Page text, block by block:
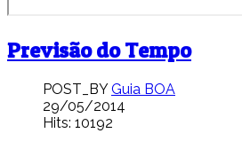
Previsão do Tempo
POST_BYGuia BOA
29/05/2014
Hits: 10192